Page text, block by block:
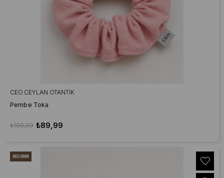
CEO CEYLAN OTANTIK
Pembe Toka
₺89,99
₺199,99
İNDIRIM